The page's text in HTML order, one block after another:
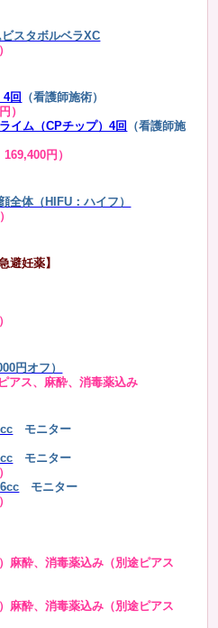
スタボルベラXC
回
（看護師施術）
）
イム（CPチップ）4回
（看護師施
円）
全体（HIFU：ハイフ）
避妊薬】
円オフ）
アス、麻酔、消毒薬込み
モニター
モニター
モニター
麻酔、消毒薬込み（別途ピアス
麻酔、消毒薬込み（別途ピアス